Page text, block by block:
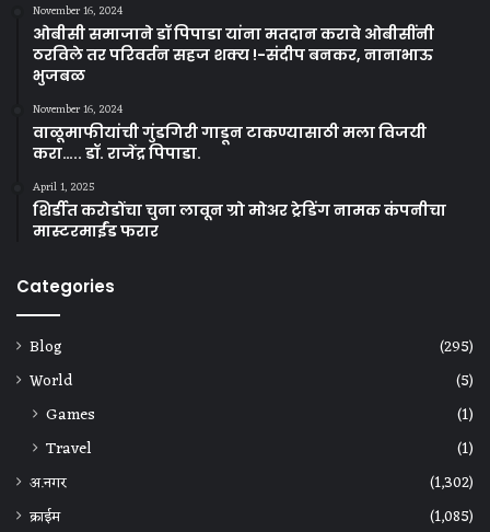
November 16, 2024
ओबीसी समाजाने डॉ पिपाडा यांना मतदान करावे ओबीसींनी
ठरविले तर परिवर्तन सहज शक्य !-संदीप बनकर, नानाभाऊ
भुजबळ
November 16, 2024
वाळूमाफीयांची गुंडगिरी गाडून टाकण्यासाठी मला विजयी
करा….. डॉ. राजेंद्र पिपाडा.
April 1, 2025
शिर्डीत करोडोंचा चुना लावून ग्रो मोअर ट्रेडिंग नामक कंपनीचा
मास्टरमाईंड फरार
Categories
Blog
(295)
World
(5)
Games
(1)
Travel
(1)
अ.नगर
(1,302)
क्राईम
(1,085)